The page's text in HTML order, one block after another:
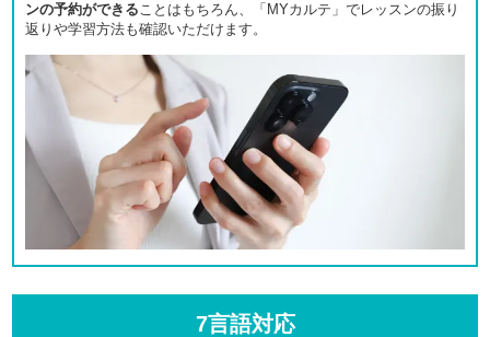
ンの予約ができることはもちろん、「MYカルテ」でレッスンの振り
返りや学習方法も確認いただけます。
7言語対応